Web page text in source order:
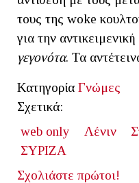
τους της woke
για την
γεγονότα. Τα
Κατηγορία Γνώμες
Σχετικά:
web only
Λένιν
ΣΥΡΙΖΑ
Σχολιάστε πρώτοι!